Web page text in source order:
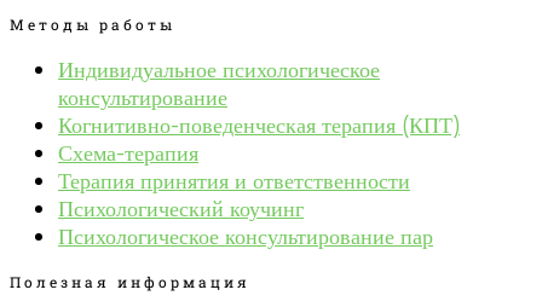
Методы работы
Индивидуальное психологическое
консультирование
Когнитивно-поведенческая терапия (КПТ)
Схема-терапия
Терапия принятия и ответственности
Психологический коучинг
Психологическое консультирование пар
Полезная информация